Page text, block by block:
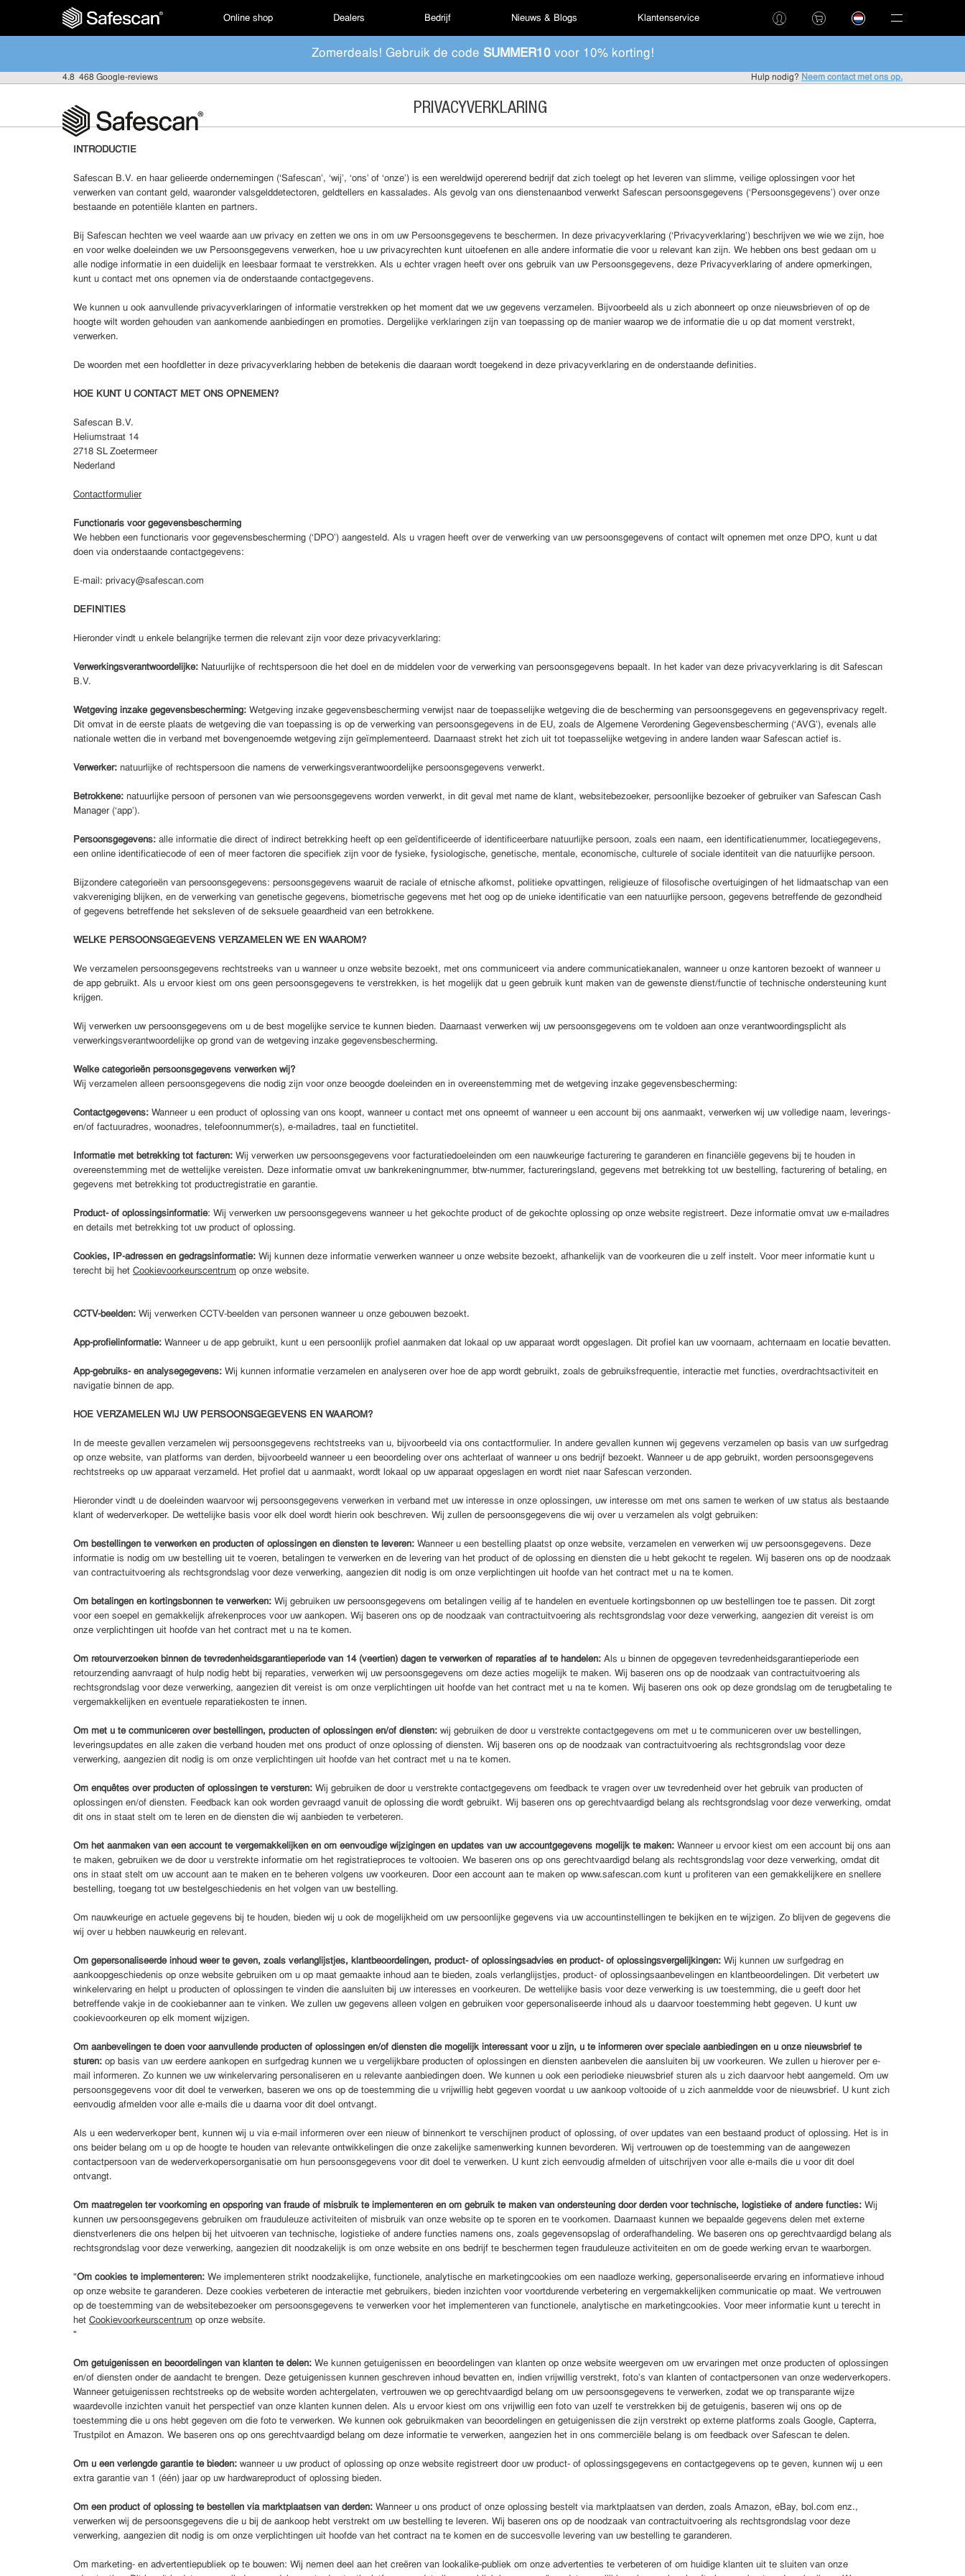
Online shop Dealers Bedrijf Nieuws & Blogs Klantenservice
Zomerdeals! Gebruik de code SUMMER10voor 10% korting!
4.8 468 Google-reviews Hulp nodig? Neem contact met ons op.
PRIVACYVERKLARING
INTRODUCTIE
Safescan B.V. en haar gelieerde ondernemingen (‘Safescan’, ‘wij’, ‘ons’ of ‘onze’) is een wereldwijd opererend bedrijf dat zich toelegt op het leveren van slimme, veilige oplossingen voor het
verwerken van contant geld, waaronder valsgelddetectoren, geldtellers en kassalades. Als gevolg van ons dienstenaanbod verwerkt Safescan persoonsgegevens (‘Persoonsgegevens’) over onze
bestaande en potentiële klanten en partners.
Bij Safescan hechten we veel waarde aan uw privacy en zetten we ons in om uw Persoonsgegevens te beschermen. In deze privacyverklaring (‘Privacyverklaring’) beschrijven we wie we zijn, hoe
en voor welke doeleinden we uw Persoonsgegevens verwerken, hoe u uw privacyrechten kunt uitoefenen en alle andere informatie die voor u relevant kan zijn. We hebben ons best gedaan om u
alle nodige informatie in een duidelijk en leesbaar formaat te verstrekken. Als u echter vragen heeft over ons gebruik van uw Persoonsgegevens, deze Privacyverklaring of andere opmerkingen,
kunt u contact met ons opnemen via de onderstaande contactgegevens.
We kunnen u ook aanvullende privacyverklaringen of informatie verstrekken op het moment dat we uw gegevens verzamelen. Bijvoorbeeld als u zich abonneert op onze nieuwsbrieven of op de
hoogte wilt worden gehouden van aankomende aanbiedingen en promoties. Dergelijke verklaringen zijn van toepassing op de manier waarop we de informatie die u op dat moment verstrekt,
verwerken.
De woorden met een hoofdletter in deze privacyverklaring hebben de betekenis die daaraan wordt toegekend in deze privacyverklaring en de onderstaande definities.
HOE KUNT U CONTACT MET ONS OPNEMEN?
Safescan B.V.
Heliumstraat 14
2718 SL Zoetermeer
Nederland
Contactformulier
Functionaris voor gegevensbescherming
We hebben een functionaris voor gegevensbescherming (‘DPO’) aangesteld. Als u vragen heeft over de verwerking van uw persoonsgegevens of contact wilt opnemen met onze DPO, kunt u dat
doen via onderstaande contactgegevens:
E-mail: privacy@safescan.com
DEFINITIES
Hieronder vindt u enkele belangrijke termen die relevant zijn voor deze privacyverklaring:
Verwerkingsverantwoordelijke: Natuurlijke of rechtspersoon die het doel en de middelen voor de verwerking van persoonsgegevens bepaalt. In het kader van deze privacyverklaring is dit Safescan
B.V.
Wetgeving inzake gegevensbescherming: Wetgeving inzake gegevensbescherming verwijst naar de toepasselijke wetgeving die de bescherming van persoonsgegevens en gegevensprivacy regelt.
Dit omvat in de eerste plaats de wetgeving die van toepassing is op de verwerking van persoonsgegevens in de EU, zoals de Algemene Verordening Gegevensbescherming (‘AVG’), evenals alle
nationale wetten die in verband met bovengenoemde wetgeving zijn geïmplementeerd. Daarnaast strekt het zich uit tot toepasselijke wetgeving in andere landen waar Safescan actief is.
Verwerker: natuurlijke of rechtspersoon die namens de verwerkingsverantwoordelijke persoonsgegevens verwerkt.
Betrokkene: natuurlijke persoon of personen van wie persoonsgegevens worden verwerkt, in dit geval met name de klant, websitebezoeker, persoonlijke bezoeker of gebruiker van Safescan Cash
Manager (‘app’).
Persoonsgegevens: alle informatie die direct of indirect betrekking heeft op een geïdentificeerde of identificeerbare natuurlijke persoon, zoals een naam, een identificatienummer, locatiegegevens,
een online identificatiecode of een of meer factoren die specifiek zijn voor de fysieke, fysiologische, genetische, mentale, economische, culturele of sociale identiteit van die natuurlijke persoon.
Bijzondere categorieën van persoonsgegevens: persoonsgegevens waaruit de raciale of etnische afkomst, politieke opvattingen, religieuze of filosofische overtuigingen of het lidmaatschap van een
vakvereniging blijken, en de verwerking van genetische gegevens, biometrische gegevens met het oog op de unieke identificatie van een natuurlijke persoon, gegevens betreffende de gezondheid
of gegevens betreffende het seksleven of de seksuele geaardheid van een betrokkene.
WELKE PERSOONSGEGEVENS VERZAMELEN WE EN WAAROM?
We verzamelen persoonsgegevens rechtstreeks van u wanneer u onze website bezoekt, met ons communiceert via andere communicatiekanalen, wanneer u onze kantoren bezoekt of wanneer u
de app gebruikt. Als u ervoor kiest om ons geen persoonsgegevens te verstrekken, is het mogelijk dat u geen gebruik kunt maken van de gewenste dienst/functie of technische ondersteuning kunt
krijgen.
Wij verwerken uw persoonsgegevens om u de best mogelijke service te kunnen bieden. Daarnaast verwerken wij uw persoonsgegevens om te voldoen aan onze verantwoordingsplicht als
verwerkingsverantwoordelijke op grond van de wetgeving inzake gegevensbescherming.
Welke categorieën persoonsgegevens verwerken wij?
Wij verzamelen alleen persoonsgegevens die nodig zijn voor onze beoogde doeleinden en in overeenstemming met de wetgeving inzake gegevensbescherming:
Contactgegevens: Wanneer u een product of oplossing van ons koopt, wanneer u contact met ons opneemt of wanneer u een account bij ons aanmaakt, verwerken wij uw volledige naam, leverings-
en/of factuuradres, woonadres, telefoonnummer(s), e-mailadres, taal en functietitel.
Informatie met betrekking tot facturen: Wij verwerken uw persoonsgegevens voor facturatiedoeleinden om een nauwkeurige facturering te garanderen en financiële gegevens bij te houden in
overeenstemming met de wettelijke vereisten. Deze informatie omvat uw bankrekeningnummer, btw-nummer, factureringsland, gegevens met betrekking tot uw bestelling, facturering of betaling, en
gegevens met betrekking tot productregistratie en garantie.
Product- of oplossingsinformatie: Wij verwerken uw persoonsgegevens wanneer u het gekochte product of de gekochte oplossing op onze website registreert. Deze informatie omvat uw e-mailadres
en details met betrekking tot uw product of oplossing.
Cookies, IP-adressen en gedragsinformatie: Wij kunnen deze informatie verwerken wanneer u onze website bezoekt, afhankelijk van de voorkeuren die u zelf instelt. Voor meer informatie kunt u
terecht bij het Cookievoorkeurscentrum op onze website.
CCTV-beelden: Wij verwerken CCTV-beelden van personen wanneer u onze gebouwen bezoekt.
App-profielinformatie: Wanneer u de app gebruikt, kunt u een persoonlijk profiel aanmaken dat lokaal op uw apparaat wordt opgeslagen. Dit profiel kan uw voornaam, achternaam en locatie bevatten.
App-gebruiks- en analysegegevens: Wij kunnen informatie verzamelen en analyseren over hoe de app wordt gebruikt, zoals de gebruiksfrequentie, interactie met functies, overdrachtsactiviteit en
navigatie binnen de app.
HOE VERZAMELEN WIJ UW PERSOONSGEGEVENS EN WAAROM?
In de meeste gevallen verzamelen wij persoonsgegevens rechtstreeks van u, bijvoorbeeld via ons contactformulier. In andere gevallen kunnen wij gegevens verzamelen op basis van uw surfgedrag
op onze website, van platforms van derden, bijvoorbeeld wanneer u een beoordeling over ons achterlaat of wanneer u ons bedrijf bezoekt. Wanneer u de app gebruikt, worden persoonsgegevens
rechtstreeks op uw apparaat verzameld. Het profiel dat u aanmaakt, wordt lokaal op uw apparaat opgeslagen en wordt niet naar Safescan verzonden.
Hieronder vindt u de doeleinden waarvoor wij persoonsgegevens verwerken in verband met uw interesse in onze oplossingen, uw interesse om met ons samen te werken of uw status als bestaande
klant of wederverkoper. De wettelijke basis voor elk doel wordt hierin ook beschreven. Wij zullen de persoonsgegevens die wij over u verzamelen als volgt gebruiken:
Om bestellingen te verwerken en producten of oplossingen en diensten te leveren: Wanneer u een bestelling plaatst op onze website, verzamelen en verwerken wij uw persoonsgegevens. Deze
informatie is nodig om uw bestelling uit te voeren, betalingen te verwerken en de levering van het product of de oplossing en diensten die u hebt gekocht te regelen. Wij baseren ons op de noodzaak
van contractuitvoering als rechtsgrondslag voor deze verwerking, aangezien dit nodig is om onze verplichtingen uit hoofde van het contract met u na te komen.
Om betalingen en kortingsbonnen te verwerken: Wij gebruiken uw persoonsgegevens om betalingen veilig af te handelen en eventuele kortingsbonnen op uw bestellingen toe te passen. Dit zorgt
voor een soepel en gemakkelijk afrekenproces voor uw aankopen. Wij baseren ons op de noodzaak van contractuitvoering als rechtsgrondslag voor deze verwerking, aangezien dit vereist is om
onze verplichtingen uit hoofde van het contract met u na te komen.
Om retourverzoeken binnen de tevredenheidsgarantieperiode van 14 (veertien) dagen te verwerken of reparaties af te handelen: Als u binnen de opgegeven tevredenheidsgarantieperiode een
retourzending aanvraagt of hulp nodig hebt bij reparaties, verwerken wij uw persoonsgegevens om deze acties mogelijk te maken. Wij baseren ons op de noodzaak van contractuitvoering als
rechtsgrondslag voor deze verwerking, aangezien dit vereist is om onze verplichtingen uit hoofde van het contract met u na te komen. Wij baseren ons ook op deze grondslag om de terugbetaling te
vergemakkelijken en eventuele reparatiekosten te innen.
Om met u te communiceren over bestellingen, producten of oplossingen en/of diensten: wij gebruiken de door u verstrekte contactgegevens om met u te communiceren over uw bestellingen,
leveringsupdates en alle zaken die verband houden met ons product of onze oplossing of diensten. Wij baseren ons op de noodzaak van contractuitvoering als rechtsgrondslag voor deze
verwerking, aangezien dit nodig is om onze verplichtingen uit hoofde van het contract met u na te komen.
Om enquêtes over producten of oplossingen te versturen: Wij gebruiken de door u verstrekte contactgegevens om feedback te vragen over uw tevredenheid over het gebruik van producten of
oplossingen en/of diensten. Feedback kan ook worden gevraagd vanuit de oplossing die wordt gebruikt. Wij baseren ons op gerechtvaardigd belang als rechtsgrondslag voor deze verwerking, omdat
dit ons in staat stelt om te leren en de diensten die wij aanbieden te verbeteren.
Om het aanmaken van een account te vergemakkelijken en om eenvoudige wijzigingen en updates van uw accountgegevens mogelijk te maken: Wanneer u ervoor kiest om een account bij ons aan
te maken, gebruiken we de door u verstrekte informatie om het registratieproces te voltooien. We baseren ons op ons gerechtvaardigd belang als rechtsgrondslag voor deze verwerking, omdat dit
ons in staat stelt om uw account aan te maken en te beheren volgens uw voorkeuren. Door een account aan te maken op www.safescan.com kunt u profiteren van een gemakkelijkere en snellere
bestelling, toegang tot uw bestelgeschiedenis en het volgen van uw bestelling.
Om nauwkeurige en actuele gegevens bij te houden, bieden wij u ook de mogelijkheid om uw persoonlijke gegevens via uw accountinstellingen te bekijken en te wijzigen. Zo blijven de gegevens die
wij over u hebben nauwkeurig en relevant.
Om gepersonaliseerde inhoud weer te geven, zoals verlanglijstjes, klantbeoordelingen, product- of oplossingsadvies en product- of oplossingsvergelijkingen: Wij kunnen uw surfgedrag en
aankoopgeschiedenis op onze website gebruiken om u op maat gemaakte inhoud aan te bieden, zoals verlanglijstjes, product- of oplossingsaanbevelingen en klantbeoordelingen. Dit verbetert uw
winkelervaring en helpt u producten of oplossingen te vinden die aansluiten bij uw interesses en voorkeuren. De wettelijke basis voor deze verwerking is uw toestemming, die u geeft door het
betreffende vakje in de cookiebanner aan te vinken. We zullen uw gegevens alleen volgen en gebruiken voor gepersonaliseerde inhoud als u daarvoor toestemming hebt gegeven. U kunt uw
cookievoorkeuren op elk moment wijzigen.
Om aanbevelingen te doen voor aanvullende producten of oplossingen en/of diensten die mogelijk interessant voor u zijn, u te informeren over speciale aanbiedingen en u onze nieuwsbrief te
sturen: op basis van uw eerdere aankopen en surfgedrag kunnen we u vergelijkbare producten of oplossingen en diensten aanbevelen die aansluiten bij uw voorkeuren. We zullen u hierover per e-
mail informeren. Zo kunnen we uw winkelervaring personaliseren en u relevante aanbiedingen doen. We kunnen u ook een periodieke nieuwsbrief sturen als u zich daarvoor hebt aangemeld. Om uw
persoonsgegevens voor dit doel te verwerken, baseren we ons op de toestemming die u vrijwillig hebt gegeven voordat u uw aankoop voltooide of u zich aanmeldde voor de nieuwsbrief. U kunt zich
eenvoudig afmelden voor alle e-mails die u daarna voor dit doel ontvangt.
Als u een wederverkoper bent, kunnen wij u via e-mail informeren over een nieuw of binnenkort te verschijnen product of oplossing, of over updates van een bestaand product of oplossing. Het is in
ons beider belang om u op de hoogte te houden van relevante ontwikkelingen die onze zakelijke samenwerking kunnen bevorderen. Wij vertrouwen op de toestemming van de aangewezen
contactpersoon van de wederverkopersorganisatie om hun persoonsgegevens voor dit doel te verwerken. U kunt zich eenvoudig afmelden of uitschrijven voor alle e-mails die u voor dit doel
ontvangt.
Om maatregelen ter voorkoming en opsporing van fraude of misbruik te implementeren en om gebruik te maken van ondersteuning door derden voor technische, logistieke of andere functies: Wij
kunnen uw persoonsgegevens gebruiken om frauduleuze activiteiten of misbruik van onze website op te sporen en te voorkomen. Daarnaast kunnen we bepaalde gegevens delen met externe
dienstverleners die ons helpen bij het uitvoeren van technische, logistieke of andere functies namens ons, zoals gegevensopslag of orderafhandeling. We baseren ons op gerechtvaardigd belang als
rechtsgrondslag voor deze verwerking, aangezien dit noodzakelijk is om onze website en ons bedrijf te beschermen tegen frauduleuze activiteiten en om de goede werking ervan te waarborgen.
"Om cookies te implementeren: We implementeren strikt noodzakelijke, functionele, analytische en marketingcookies om een naadloze werking, gepersonaliseerde ervaring en informatieve inhoud
op onze website te garanderen. Deze cookies verbeteren de interactie met gebruikers, bieden inzichten voor voortdurende verbetering en vergemakkelijken communicatie op maat. We vertrouwen
op de toestemming van de websitebezoeker om persoonsgegevens te verwerken voor het implementeren van functionele, analytische en marketingcookies. Voor meer informatie kunt u terecht in
het Cookievoorkeurscentrum op onze website.
"
Om getuigenissen en beoordelingen van klanten te delen: We kunnen getuigenissen en beoordelingen van klanten op onze website weergeven om uw ervaringen met onze producten of oplossingen
en/of diensten onder de aandacht te brengen. Deze getuigenissen kunnen geschreven inhoud bevatten en, indien vrijwillig verstrekt, foto's van klanten of contactpersonen van onze wederverkopers.
Wanneer getuigenissen rechtstreeks op de website worden achtergelaten, vertrouwen we op gerechtvaardigd belang om uw persoonsgegevens te verwerken, zodat we op transparante wijze
waardevolle inzichten vanuit het perspectief van onze klanten kunnen delen. Als u ervoor kiest om ons vrijwillig een foto van uzelf te verstrekken bij de getuigenis, baseren wij ons op de
toestemming die u ons hebt gegeven om die foto te verwerken. We kunnen ook gebruikmaken van beoordelingen en getuigenissen die zijn verstrekt op externe platforms zoals Google, Capterra,
Trustpilot en Amazon. We baseren ons op ons gerechtvaardigd belang om deze informatie te verwerken, aangezien het in ons commerciële belang is om feedback over Safescan te delen.
Om u een verlengde garantie te bieden: wanneer u uw product of oplossing op onze website registreert door uw product- of oplossingsgegevens en contactgegevens op te geven, kunnen wij u een
extra garantie van 1 (één) jaar op uw hardwareproduct of oplossing bieden.
Om een product of oplossing te bestellen via marktplaatsen van derden: Wanneer u ons product of onze oplossing bestelt via marktplaatsen van derden, zoals Amazon, eBay, bol.com enz.,
verwerken wij de persoonsgegevens die u bij de aankoop hebt verstrekt om uw bestelling te leveren. Wij baseren ons op de noodzaak van contractuitvoering als rechtsgrondslag voor deze
verwerking, aangezien dit nodig is om onze verplichtingen uit hoofde van het contract na te komen en de succesvolle levering van uw bestelling te garanderen.
Om marketing- en advertentiepubliek op te bouwen: Wij nemen deel aan het creëren van lookalike-publiek om onze advertenties te verbeteren of om huidige klanten uit te sluiten van onze